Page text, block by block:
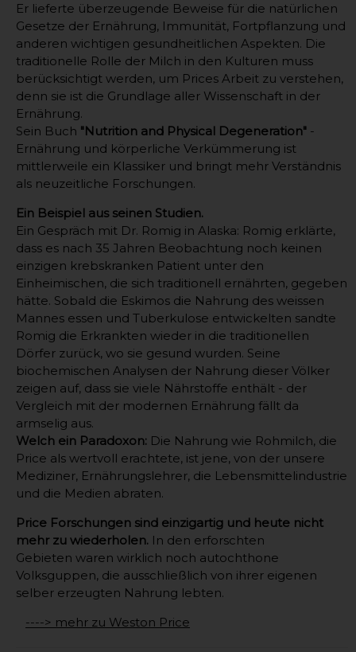
Er lieferte überzeugende Beweise für die natürlichen
Gesetze der Ernährung, Immunität, Fortpflanzung und
anderen wichtigen gesundheitlichen Aspekten. Die
traditionelle Rolle der Milch in den Kulturen muss
berücksichtigt werden, um Prices Arbeit zu verstehen,
denn sie ist die Grundlage aller Wissenschaft in der
Ernährung.
Sein Buch "Nutrition and Physical Degeneration" -
Ernährung und körperliche Verkümmerung ist
mittlerweile ein Klassiker und bringt mehr Verständnis
als neuzeitliche Forschungen.
Ein Beispiel aus seinen Studien.
Ein Gespräch mit Dr. Romig in Alaska: Romig erklärte,
dass es nach 35 Jahren Beobachtung noch keinen
einzigen krebskranken Patient unter den
Einheimischen, die sich traditionell ernährten, gegeben
hätte. Sobald die Eskimos die Nahrung des weissen
Mannes essen und Tuberkulose entwickelten sandte
Romig die Erkrankten wieder in die traditionellen
Dörfer zurück, wo sie gesund wurden. Seine
biochemischen Analysen der Nahrung dieser Völker
zeigen auf, dass sie viele Nährstoffe enthält - der
Vergleich mit der modernen Ernährung fällt da
armselig aus.
Welch ein Paradoxon: Die Nahrung wie Rohmilch, die
Price als wertvoll erachtete, ist jene, von der unsere
Mediziner, Ernährungslehrer, die Lebensmittelindustrie
und die Medien abraten.
Price Forschungen sind einzigartig und heute nicht
mehr zu wiederholen. In den erforschten
Gebieten waren wirklich noch autochthone
Volksguppen, die ausschließlich von ihrer eigenen
selber erzeugten Nahrung lebten.
----> mehr zu Weston Price